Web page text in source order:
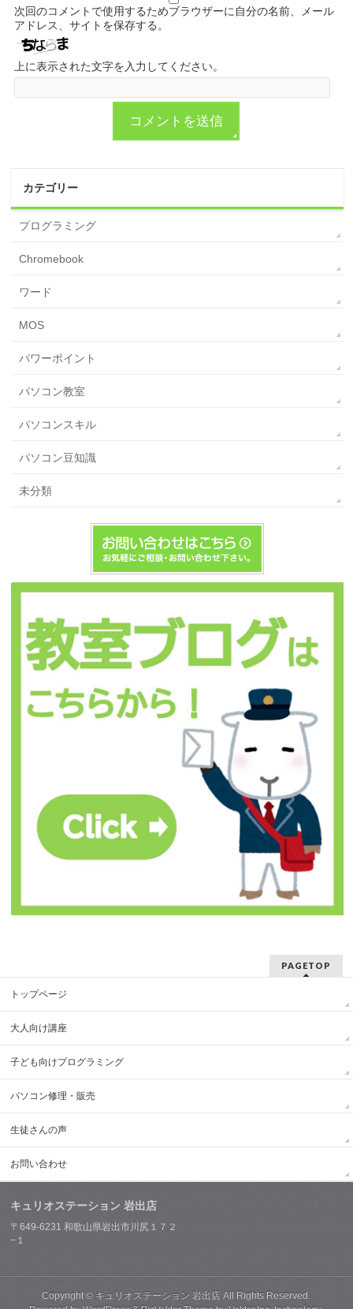
次回のコメントで使用するためブラウザーに自分の名前、メール
アドレス、サイトを保存する。
上に表示された文字を入力してください。
カテゴリー
プログラミング
Chromebook
ワード
MOS
パワーポイント
パソコン教室
パソコンスキル
パソコン豆知識
未分類
PAGETOP
トップページ
大人向け講座
子ども向けプログラミング
パソコン修理・販売
生徒さんの声
お問い合わせ
キュリオステーション 岩出店
〒649-6231 和歌山県岩出市川尻１７２
−１
Copyright © キュリオステーション 岩出店 All Rights Reserved.